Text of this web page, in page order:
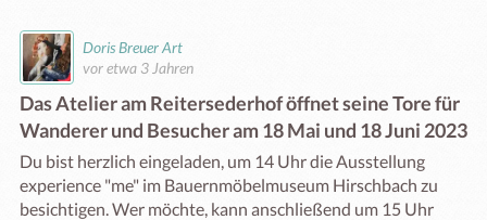
Doris Breuer Art
vor etwa 3 Jahren
Das Atelier am Reitersederhof öffnet seine Tore für
Wanderer und Besucher am 18 Mai und 18 Juni 2023
Du bist herzlich eingeladen, um 14 Uhr die Ausstellung
experience "me" im Bauernmöbelmuseum Hirschbach zu
besichtigen. Wer möchte, kann anschließend um 15 Uhr